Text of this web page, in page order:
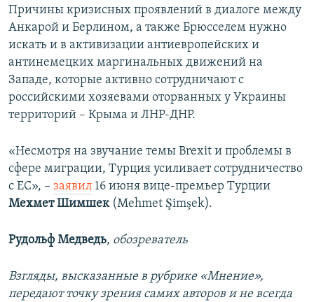
Причины кризисных проявлений в диалоге между
Анкарой и Берлином, а также Брюсселем нужно
искать и в активизации антиевропейских и
антинемецких маргинальных движений на
Западе, которые активно сотрудничают с
российскими хозяевами оторванных у Украины
территорий – Крыма и ЛНР-ДНР.
«Несмотря на звучание темы Brexit и проблемы в
сфере миграции, Турция усиливает сотрудничество
с ЕС», – заявил 16 июня вице-премьер Турции
Мехмет Шимшек(Mehmet Şimşek).
Рудольф Медведь, обозреватель
Взгляды, высказанные в рубрике «Мнение»,
передают точку зрения самих авторов и не всегда